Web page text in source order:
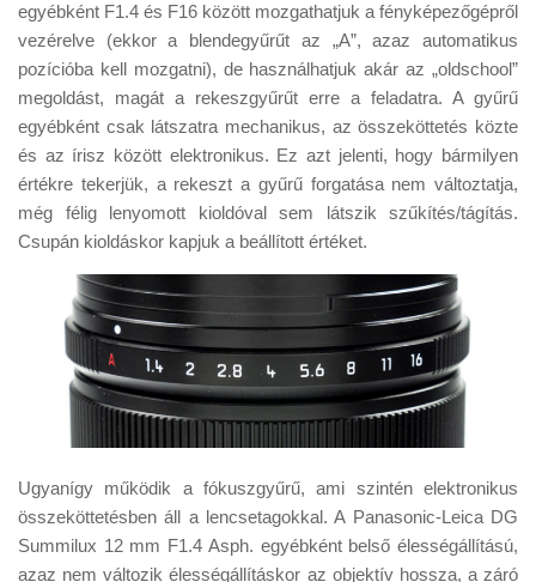
egyébként F1.4 és F16 között mozgathatjuk a fényképezőgépről
vezérelve (ekkor a blendegyűrűt az „A”, azaz automatikus
pozícióba kell mozgatni), de használhatjuk akár az „oldschool”
megoldást, magát a rekeszgyűrűt erre a feladatra. A gyűrű
egyébként csak látszatra mechanikus, az összeköttetés közte
és az írisz között elektronikus. Ez azt jelenti, hogy bármilyen
értékre tekerjük, a rekeszt a gyűrű forgatása nem változtatja,
még félig lenyomott kioldóval sem látszik szűkítés/tágítás.
Csupán kioldáskor kapjuk a beállított értéket.
Ugyanígy működik a fókuszgyűrű, ami szintén elektronikus
összeköttetésben áll a lencsetagokkal. A Panasonic-Leica DG
Summilux 12 mm F1.4 Asph. egyébként belső élességállítású,
azaz nem változik élességállításkor az objektív hossza, a záró